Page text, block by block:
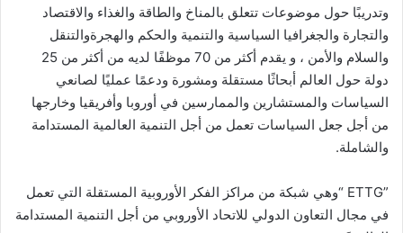
وتدريبًا حول موضوعات تتعلق بالمناخ والطاقة والغذاء والاقتصاد
والتجارة والجغرافيا السياسية والتنمية والحكم والهجرةوالتنقل
والسلام والأمن ، و يقدم أكثر من 70 موظفًا لديه من أكثر من 25
دولة حول العالم أبحاثًا مستقلة ومشورة ودعمًا عمليًا لصانعي
السياسات والمستشارين والممارسين في أوروبا وأفريقيا وخارجها
من أجل جعل السياسات تعمل من أجل التنمية العالمية المستدامة
والشاملة.
‏”ETTG “وهي شبكة من مراكز الفكر الأوروبية المستقلة التي تعمل
في مجال التعاون الدولي للاتحاد الأوروبي من أجل التنمية المستدامة